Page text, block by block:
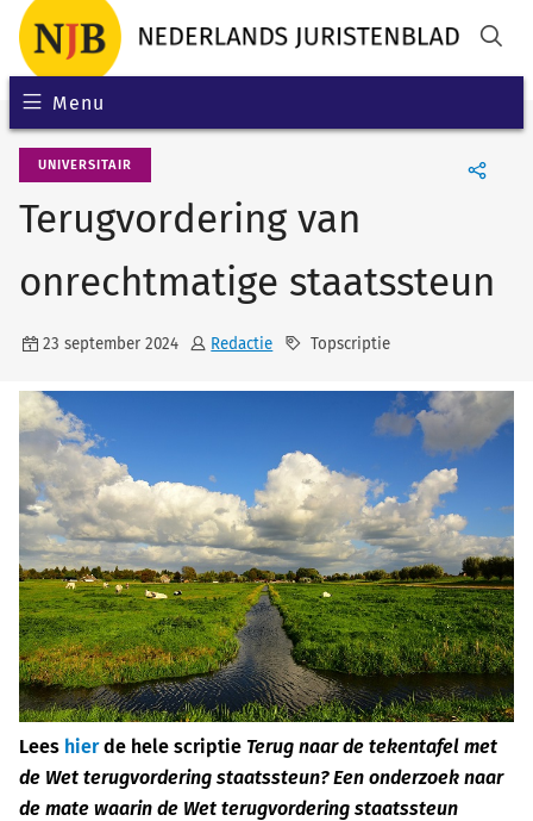
Menu
UNIVERSITAIR
Terugvordering van
onrechtmatige staatssteun
23 september 2024 Redactie Topscriptie
Lees hierde hele scriptie Terug naar de tekentafel met
de Wet terugvordering staatssteun? Een onderzoek naar
de mate waarin de Wet terugvordering staatssteun